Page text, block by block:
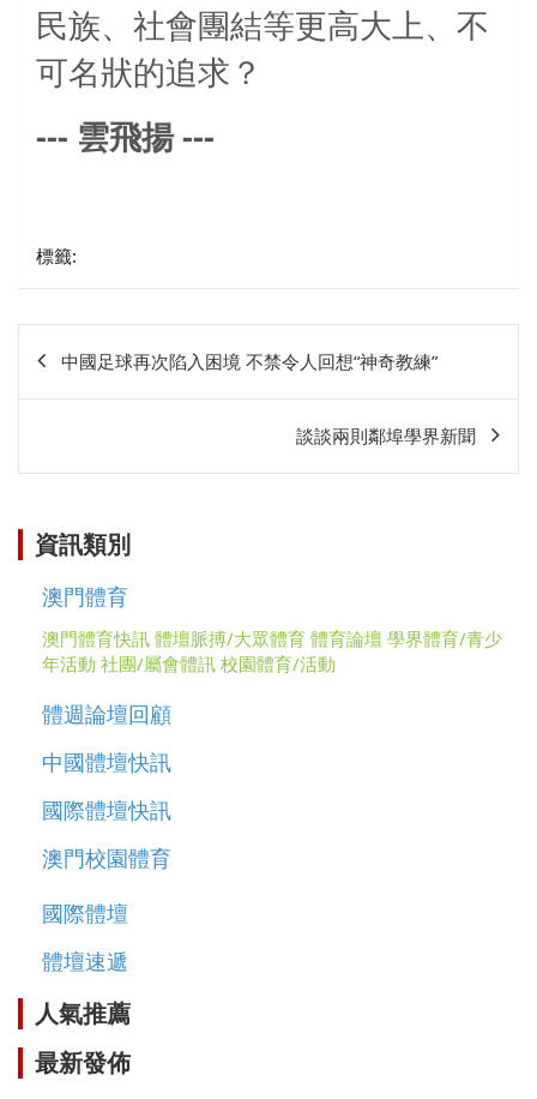
民族、社會團結等更高大上、不
可名狀的追求？
--- 雲飛揚---
標籤:
章
中國足球再次陷入困境 不禁令人回想“神奇教練”
談談兩則鄰埠學界新聞
資訊類別
澳門體育
澳門體育快訊 體壇脈搏/大眾體育 體育論壇 學界體育/青少
年活動 社團/屬會體訊 校園體育/活動
體週論壇回顧
中國體壇快訊
國際體壇快訊
澳門校園體育
國際體壇
體壇速遞
人氣推薦
最新發佈